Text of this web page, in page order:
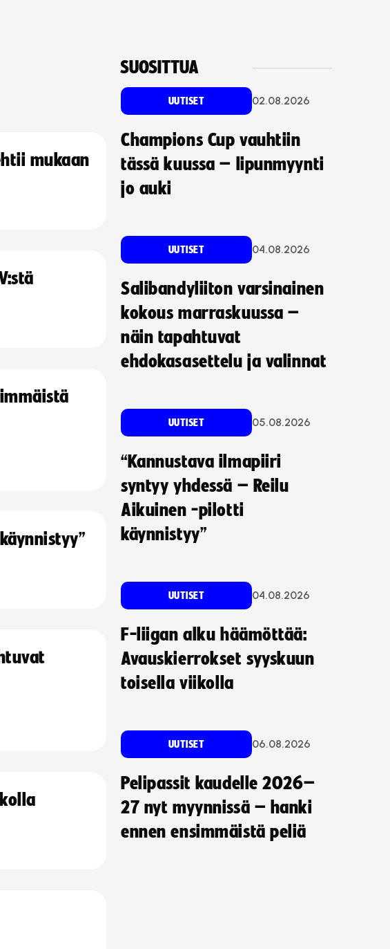
mukaan
SUOSITTUA
UUTISET 02.08.2026
Champions Cup vauhtiin
tässä kuussa – lipunmyynti
jo auki
UUTISET 04.08.2026
Salibandyliiton varsinainen
kokous marraskuussa –
näin tapahtuvat
ehdokasasettelu ja valinnat
UUTISET 05.08.2026
“Kannustava ilmapiiri
syntyy yhdessä – Reilu
Aikuinen -pilotti
käynnistyy”
UUTISET 04.08.2026
F-liigan alku häämöttää:
Avauskierrokset syyskuun
toisella viikolla
UUTISET 06.08.2026
Pelipassit kaudelle 2026–
27 nyt myynnissä – hanki
ennen ensimmäistä peliä